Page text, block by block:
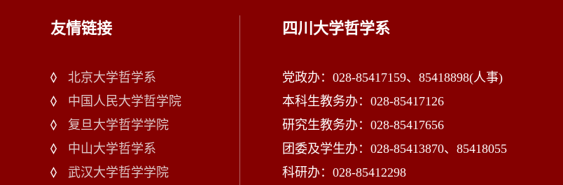
友情链接
北京大学哲学系
中国人民大学哲学院
复旦大学哲学学院
中山大学哲学系
武汉大学哲学学院
四川大学哲学系
党政办：028-85417159、85418898(人事)
本科生教务办：028-85417126
研究生教务办：028-85417656
团委及学生办：028-85413870、85418055
科研办：028-85412298